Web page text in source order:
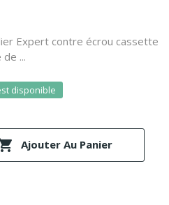
Expert contre écrou cassette
de ...
disponible
Ajouter Au Panier